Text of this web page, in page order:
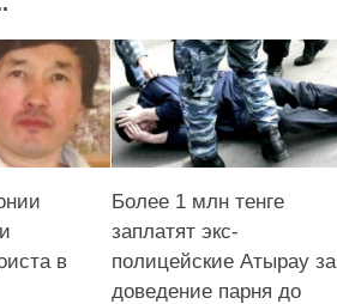
в
Более 1 млн тенге
заплатят экс-
полицейские Атырау за
доведение парня до